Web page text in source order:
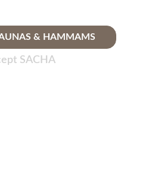
& HAMMAMS
SACHA